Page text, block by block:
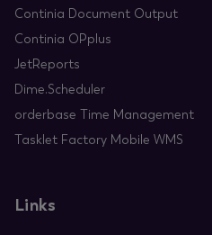
Continia Document Output
Continia OPplus
JetReports
Dime.Scheduler
orderbase Time Management
Tasklet Factory Mobile WMS
Links